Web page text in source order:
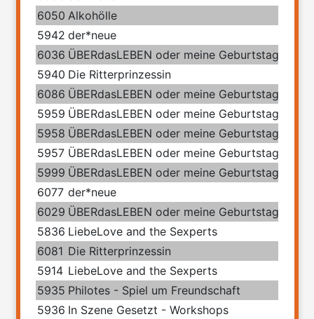
6050 Alkohölle
5942 der*neue
6036 ÜBERdasLEBEN oder meine Geburtstage mit
5940 Die Ritterprinzessin
6086 ÜBERdasLEBEN oder meine Geburtstage mit
5959 ÜBERdasLEBEN oder meine Geburtstage mit
5958 ÜBERdasLEBEN oder meine Geburtstage mit
5957 ÜBERdasLEBEN oder meine Geburtstage mit
5999 ÜBERdasLEBEN oder meine Geburtstage mit
6077 der*neue
6029 ÜBERdasLEBEN oder meine Geburtstage mit
5836 LiebeLove and the Sexperts
6081 Die Ritterprinzessin
5914 LiebeLove and the Sexperts
5935 Philotes - Spiel um Freundschaft
5936 In Szene Gesetzt - Workshops